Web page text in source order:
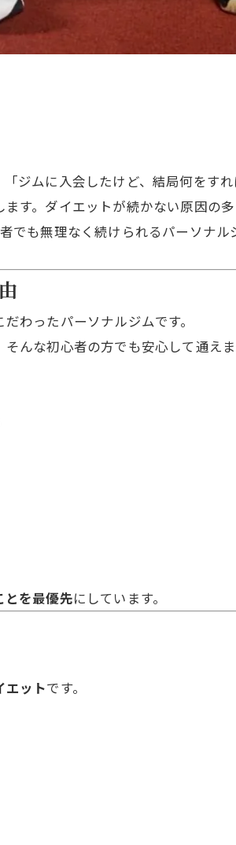
ジムに入会したけど、結局何をすれ
す。ダイエットが続かない原因の多
でも無理なく続けられるパーソナ
だわったパーソナルジムです。
んな初心者の方でも安心して通えま
とを最優先にしています。
エットです。